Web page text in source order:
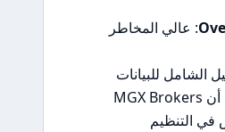
: عالي المخاطر
الشامل للبيانات
المتاحة، يتضح أن MGX Brokers
في التنظيم